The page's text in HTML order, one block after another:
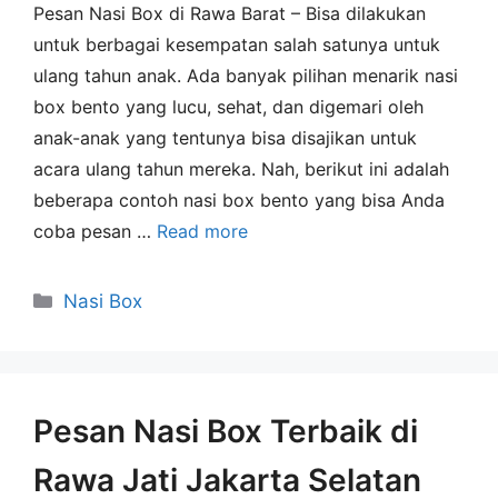
Pesan Nasi Box di Rawa Barat – Bisa dilakukan
untuk berbagai kesempatan salah satunya untuk
ulang tahun anak. Ada banyak pilihan menarik nasi
box bento yang lucu, sehat, dan digemari oleh
anak-anak yang tentunya bisa disajikan untuk
acara ulang tahun mereka. Nah, berikut ini adalah
beberapa contoh nasi box bento yang bisa Anda
coba pesan … Read more
Nasi Box
Pesan Nasi Box Terbaik di
Rawa Jati Jakarta Selatan